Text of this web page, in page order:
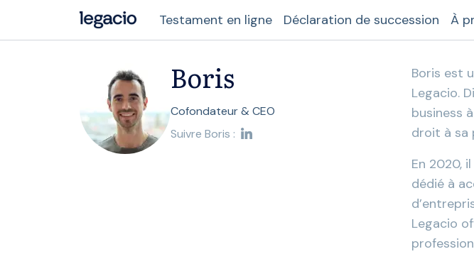
Testament en ligne Déclaration de succession À
Boris
Cofondateur & CEO
Suivre Boris :
Boris est
Legacio.
business
droit à sa
En 2020,
dédié à
Legacio